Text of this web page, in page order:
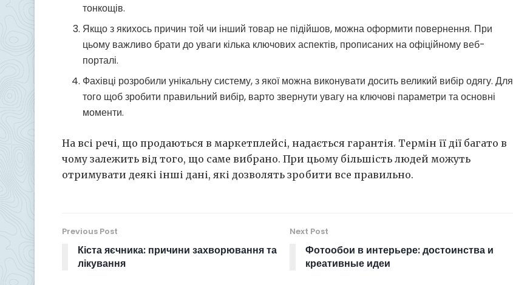
тонкощів.
Якщо з якихось причин той чи інший товар не підійшов, можна оформити повернення. При
цьому важливо брати до уваги кілька ключових аспектів, прописаних на офіційному веб-
порталі.
Фахівці розробили унікальну систему, з якої можна виконувати досить великий вибір одягу. Для
того щоб зробити правильний вибір, варто звернути увагу на ключові параметри та основні
моменти.
На всі речі, що продаються в маркетплейсі, надається гарантія. Термін її дії багато в
чому залежить від того, що саме вибрано. При цьому більшість людей можуть
отримувати деякі інші дані, які дозволять зробити все правильно.
Previous Post
Кіста яєчника: причини захворювання та
лікування
Next Post
Фотообои в интерьере: достоинства и
креативные идеи